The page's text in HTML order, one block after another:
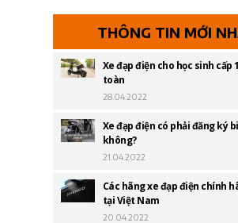
THÔNG TIN MỚI
Xe đạp điện cho học sinh cấp
toàn
28.04.2022
Xe đạp điện có phải đăng ký
không?
21.04.2022
Các hãng xe đạp điện chính
tại Việt Nam
20.04.2022